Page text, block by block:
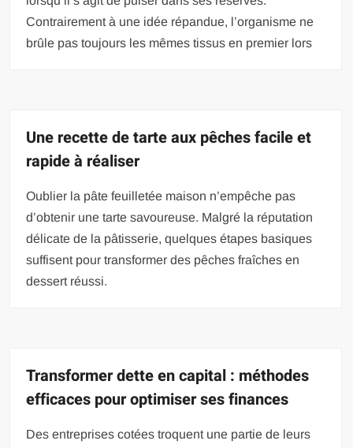
Contrairement à une idée répandue, l’organisme ne
brûle pas toujours les mêmes tissus en premier lors
Une recette de tarte aux pêches facile et
rapide à réaliser
Oublier la pâte feuilletée maison n’empêche pas
d’obtenir une tarte savoureuse. Malgré la réputation
délicate de la pâtisserie, quelques étapes basiques
suffisent pour transformer des pêches fraîches en
dessert réussi.
Transformer dette en capital : méthodes
efficaces pour optimiser ses finances
Des entreprises cotées troquent une partie de leurs